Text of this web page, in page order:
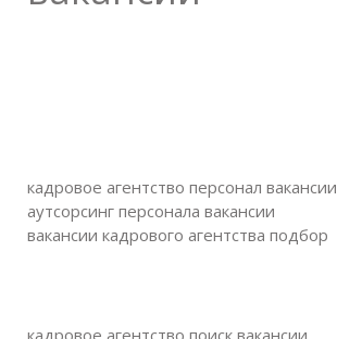
кадровое агентство персонал вакансии
аутсорсинг персонала вакансии
вакансии кадрового агентства подбор